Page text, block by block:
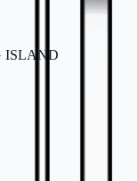
ISLAND